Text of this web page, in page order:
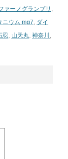
ァーノグランプリ ,
ニウム mg7, ダイ
忍, 山天丸, 神奈川 ,